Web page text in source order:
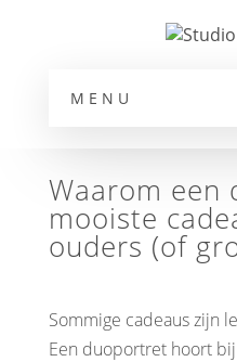
MENU
Waarom
mooiste
ouders (of
Sommige cadeaus zijn
Een duoportret hoort